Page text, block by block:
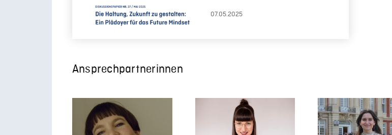
07.05.2025
Ansprechpartnerinnen